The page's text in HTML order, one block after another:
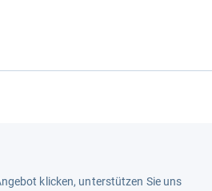
klicken, unterstützen Sie uns